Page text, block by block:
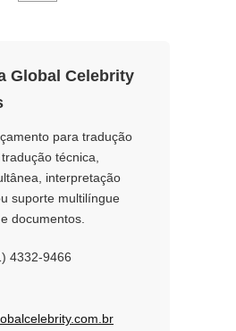
Global Celebrity
para tradução
técnica,
interpretação
suporte multilíngue
documentos.
4332-9466